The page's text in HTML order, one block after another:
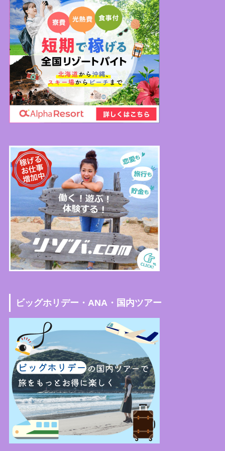
ビッグホリデー・ANA・国内ツアー